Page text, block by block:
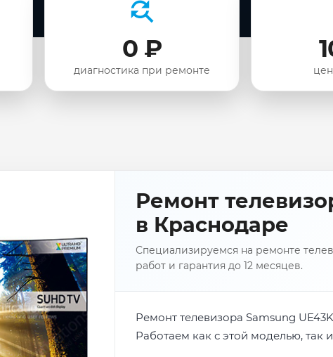
0 ₽
диагностика при ремонте
Ремонт
в Краснодаре
Специализируемся на ремонте
работ и гарантия до 12 месяцев.
Ремонт телевизора Samsung
Работаем как с этой моделью, так